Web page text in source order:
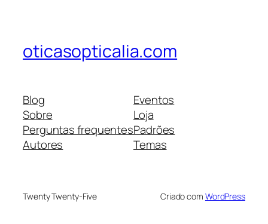
oticasopticalia.com
Blog
Sobre
Perguntas frequentes
Autores
Eventos
Loja
Padrões
Temas
Twenty Twenty-Five Criado com WordPress